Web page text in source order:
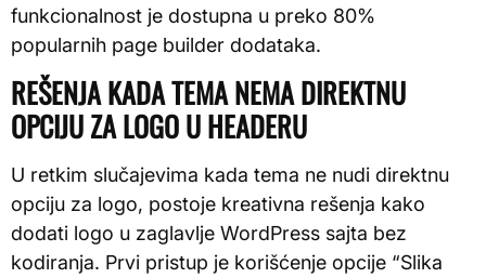
funkcionalnost je dostupna u preko 80%
popularnih page builder dodataka.
REŠENJA KADA TEMA NEMA DIREKTNU
OPCIJU ZA LOGO U HEADERU
U retkim slučajevima kada tema ne nudi direktnu
opciju za logo, postoje kreativna rešenja kako
dodati logo u zaglavlje WordPress sajta bez
kodiranja. Prvi pristup je korišćenje opcije “Slika